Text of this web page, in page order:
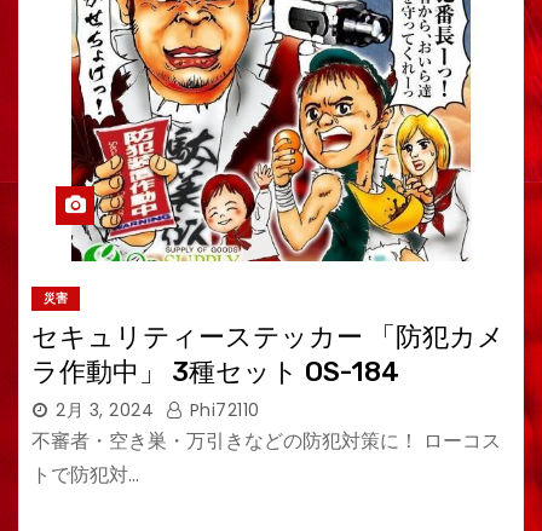
災害
セキュリティーステッカー 「防犯カメ
ラ作動中」 3種セット OS-184
2月 3, 2024 Phi72110
不審者・空き巣・万引きなどの防犯対策に！ ローコス
トで防犯対…